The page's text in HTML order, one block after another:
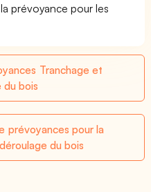
prévoyance pour les
Tranchage et
du bois
prévoyances pour la
du bois